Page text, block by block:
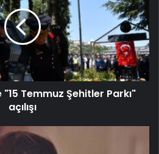
Temmuz Şehitler Parkı"
açılışı